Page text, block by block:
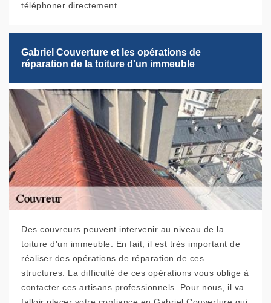
téléphoner directement.
Gabriel Couverture et les opérations de
réparation de la toiture d'un immeuble
Des couvreurs peuvent intervenir au niveau de la
toiture d'un immeuble. En fait, il est très important de
réaliser des opérations de réparation de ces
structures. La difficulté de ces opérations vous oblige à
contacter ces artisans professionnels. Pour nous, il va